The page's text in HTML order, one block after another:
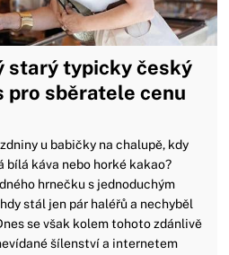
starý typicky český
pro sběratele cenu
u babičky na chalupě, kdy
bílá káva nebo horké kakao?
hrnečku s jednoduchým
stál jen pár haléřů a nechyběl
se však kolem tohoto zdánlivě
šílenství a internetem